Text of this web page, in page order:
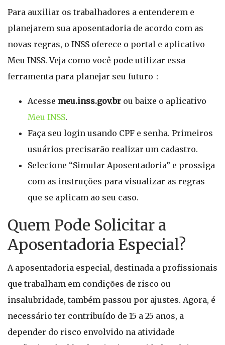
Para auxiliar os trabalhadores a entenderem e
planejarem sua aposentadoria de acordo com as
novas regras, o INSS oferece o portal e aplicativo
Meu INSS. Veja como você pode utilizar essa
ferramenta para planejar seu futuro：
Acesse meu.inss.gov.br ou baixe o aplicativo
Meu INSS.
Faça seu login usando CPF e senha. Primeiros
usuários precisarão realizar um cadastro.
Selecione “Simular Aposentadoria” e prossiga
com as instruções para visualizar as regras
que se aplicam ao seu caso.
Quem Pode Solicitar a
Aposentadoria Especial?
A aposentadoria especial, destinada a profissionais
que trabalham em condições de risco ou
insalubridade, também passou por ajustes. Agora, é
necessário ter contribuído de 15 a 25 anos, a
depender do risco envolvido na atividade